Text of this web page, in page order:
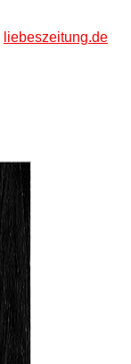
liebeszeitung.de